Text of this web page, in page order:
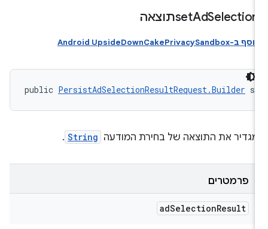
setAdSelectionתוצאה
נוסף ב-Android UpsideDownCakePrivacySandbox
public PersistAdSelectionResultRequest.Builder
מגדיר את התוצאה של בחירת המודעה String
.
פרמטרים
adSelectionResult